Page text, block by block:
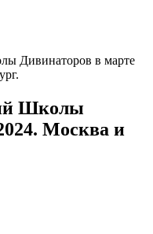
Дивинаторов в марте
Школы
Москва и